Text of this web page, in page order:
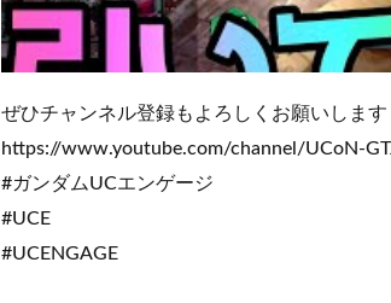
ぜひチャンネル登録もよろしくお願いします
https://www.youtube.com/channel/UCoN-
#ガンダムUCエンゲージ
#UCE
#UCENGAGE